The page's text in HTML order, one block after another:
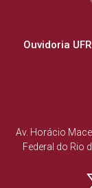
Ouvidoria
Av. Horácio
Federal do Rio